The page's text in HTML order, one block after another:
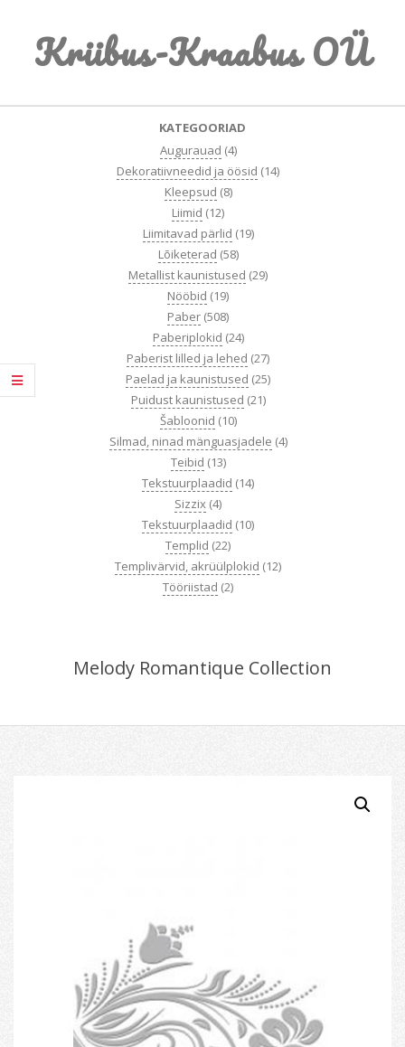
contentKriibus-Kraabus OÜ
KATEGOORIAD
Augurauad (4)
Dekoratiivneedid ja öösid (14)
Kleepsud (8)
Liimid (12)
Liimitavad pärlid (19)
Lõiketerad (58)
Metallist kaunistused (29)
Nööbid (19)
Paber (508)
Paberiplokid (24)
Paberist lilled ja lehed (27)
Paelad ja kaunistused (25)
Puidust kaunistused (21)
Šabloonid (10)
Silmad, ninad mänguasjadele (4)
Teibid (13)
Tekstuurplaadid (14)
Sizzix (4)
Tekstuurplaadid (10)
Templid (22)
Templivärvid, akrüülplokid (12)
Tööriistad (2)
Melody Romantique Collection